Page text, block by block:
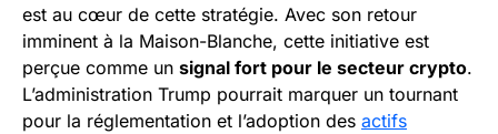
est au cœur de cette stratégie. Avec son retour
imminent à la Maison-Blanche, cette initiative est
perçue comme un signal fort pour le secteur crypto.
L’administration Trump pourrait marquer un tournant
pour la réglementation et l’adoption des actifs